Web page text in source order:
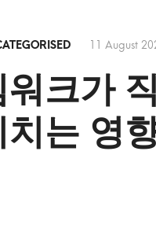
11 August
크가
치는 영